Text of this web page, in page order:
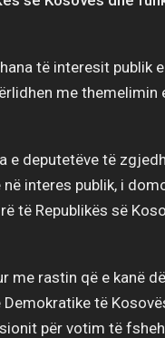
të interesit publik
me themelimin
e deputetëve të
interes publik, i
të Republikës së
me rastin që e kanë
të
për votim të